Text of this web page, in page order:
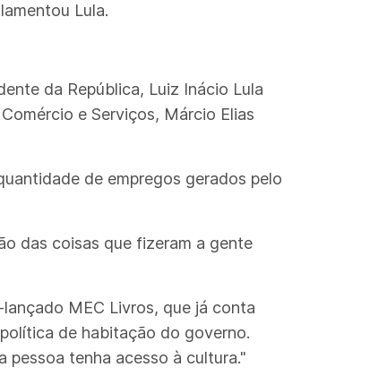
Lula.
da República, Luiz Inácio Lula
e Serviços, Márcio Elias
de empregos gerados pelo
das coisas que fizeram a gente
MEC Livros, que já conta
de habitação do governo.
pessoa tenha acesso à cultura."